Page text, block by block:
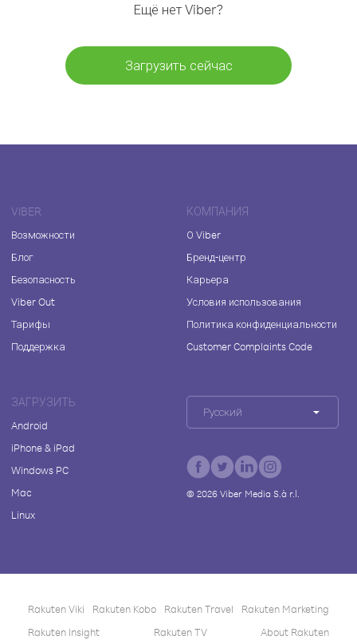
Ещё нет Viber?
Загрузить сейчас
VIBER
Возможности
Блог
Безопасность
Viber Out
Тарифы
Поддержка
КОМПАНИЯ
О Viber
Бренд-центр
Карьера
Условия использования
Политика конфиденциальности
Customer Complaints Code
ЗАГРУЗИТЬ
Android
iPhone & iPad
Windows PC
Mac
Linux
Русский
© 2026Viber Media S.à r.l.
Rakuten Viki Rakuten Kobo Rakuten Travel
Rakuten Marketing
Rakuten Insight
Rakuten TV About Rakuten